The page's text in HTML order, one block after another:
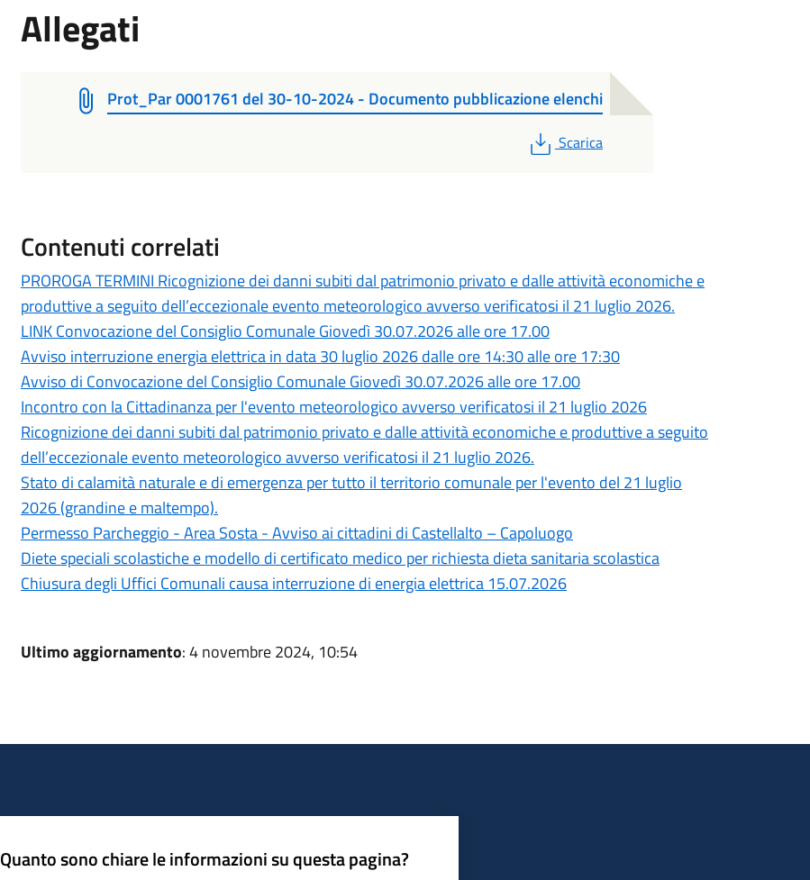
Allegati
Prot_Par 0001761 del 30-10-2024 - Documento pubblicazione elenchi
PDF
Scarica
Contenuti correlati
PROROGA TERMINI Ricognizione dei danni subiti dal patrimonio privato e dalle attività economiche e
produttive a seguito dell’eccezionale evento meteorologico avverso verificatosi il 21 luglio 2026.
LINK Convocazione del Consiglio Comunale Giovedì 30.07.2026 alle ore 17.00
Avviso interruzione energia elettrica in data 30 luglio 2026 dalle ore 14:30 alle ore 17:30
Avviso di Convocazione del Consiglio Comunale Giovedì 30.07.2026 alle ore 17.00
Incontro con la Cittadinanza per l'evento meteorologico avverso verificatosi il 21 luglio 2026
Ricognizione dei danni subiti dal patrimonio privato e dalle attività economiche e produttive a seguito
dell’eccezionale evento meteorologico avverso verificatosi il 21 luglio 2026.
Stato di calamità naturale e di emergenza per tutto il territorio comunale per l'evento del 21 luglio
2026 (grandine e maltempo).
Permesso Parcheggio - Area Sosta - Avviso ai cittadini di Castellalto – Capoluogo
Diete speciali scolastiche e modello di certificato medico per richiesta dieta sanitaria scolastica
Chiusura degli Uffici Comunali causa interruzione di energia elettrica 15.07.2026
Ultimo aggiornamento: 4 novembre 2024, 10:54
Quanto sono chiare le informazioni su questa pagina?